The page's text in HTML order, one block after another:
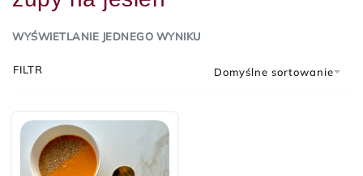
WYŚWIETLANIE JEDNEGO WYNIKU
Domyślne sortowanie
FILTR